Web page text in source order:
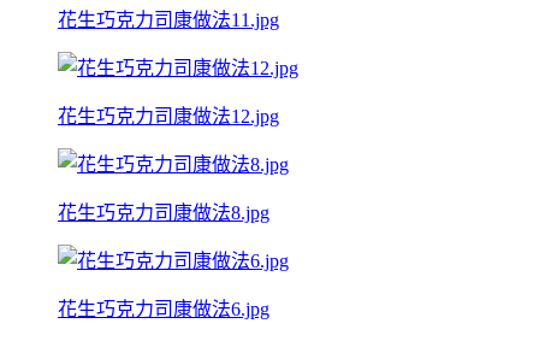
花生巧克力司康做法11.jpg
花生巧克力司康做法12.jpg
花生巧克力司康做法8.jpg
花生巧克力司康做法6.jpg